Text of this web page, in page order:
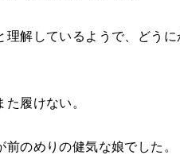
理解しているようで、どう
履けない。
のめりの健気な娘でした。